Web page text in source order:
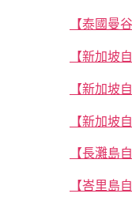
【泰國曼
【新加坡
【新加坡
【新加坡
【長灘島
【峇里島